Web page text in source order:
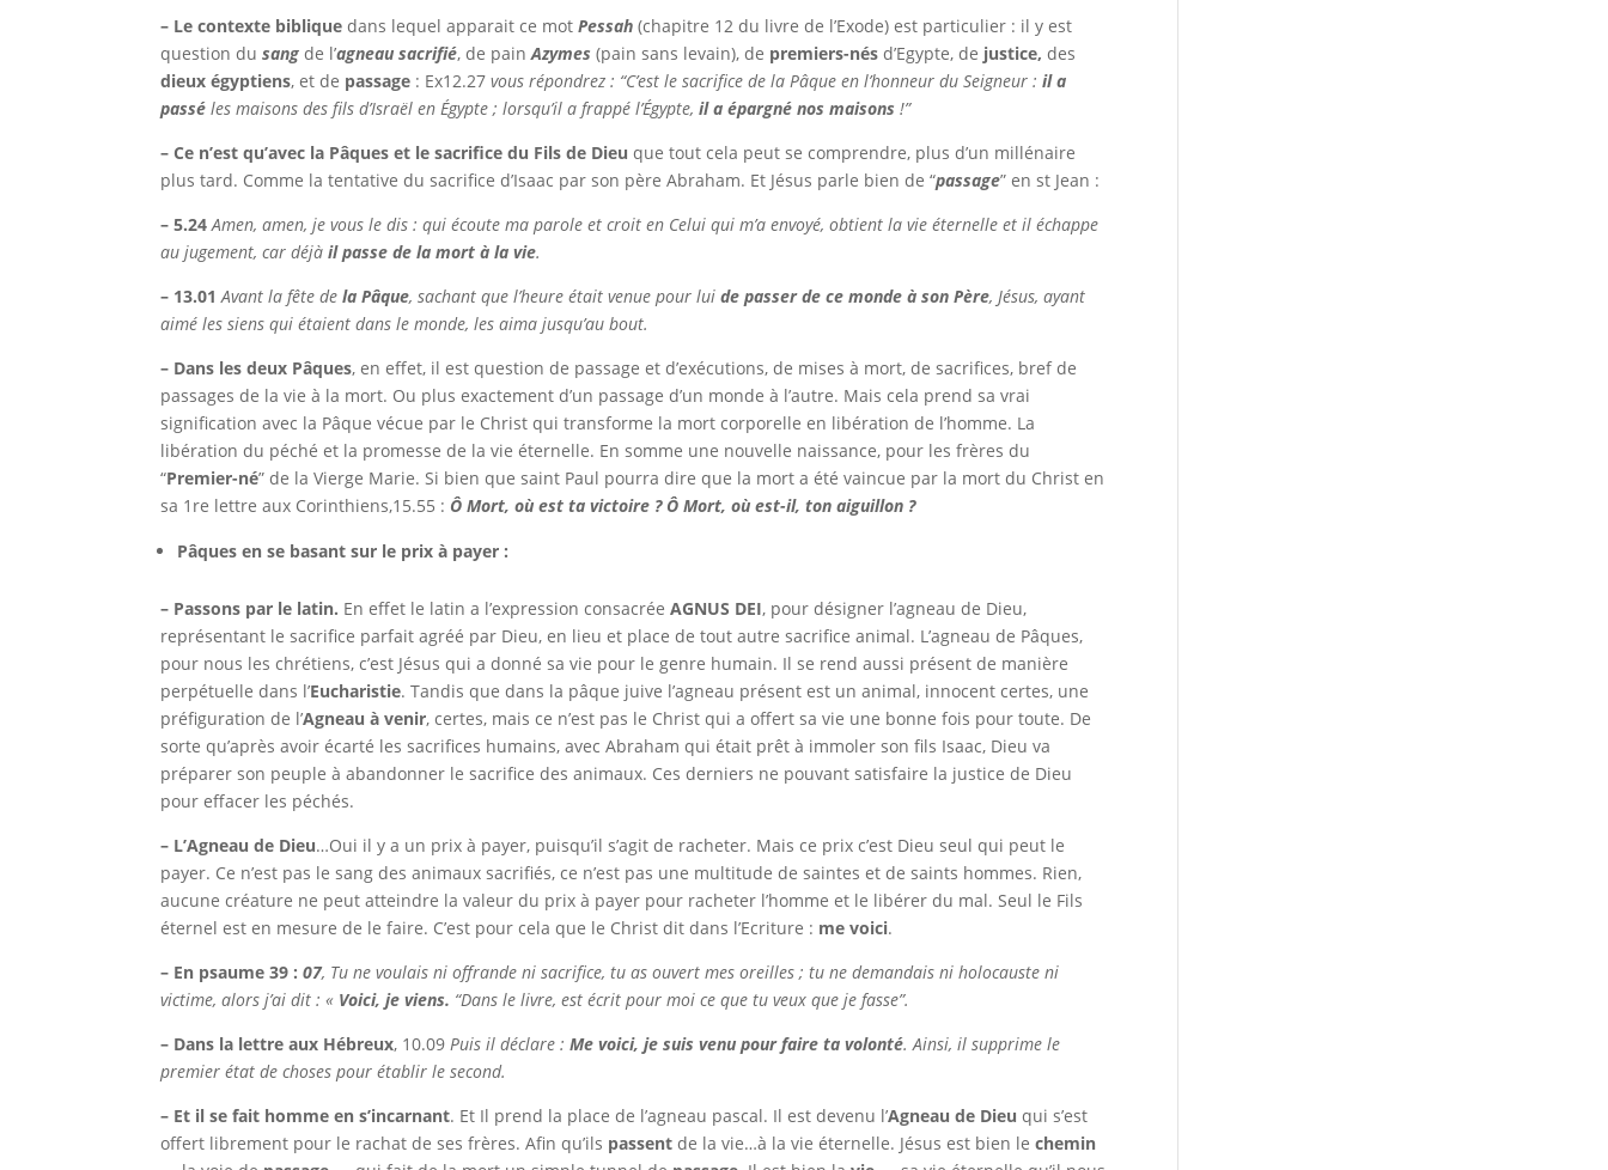
– Le contexte biblique dans lequel apparait ce motPessah(chapitre 12 du livre de l’Exode) est particulier : il y est
question dusang de l’agneau sacrifié, de painAzymes (pain sans levain), de premiers-nés d’Egypte, de justice,des
dieux égyptiens, et de passage : Ex12.27 vous répondrez : “C’est le sacrifice de la Pâque en l’honneur du Seigneur :il a
passé les maisons des fils d’Israël en Égypte ; lorsqu’il a frappé l’Égypte, il a épargné nos maisons !”
– Ce n’est qu’avec la Pâques et le sacrifice du Fils de Dieu que tout cela peut se comprendre, plus d’un millénaire
plus tard. Comme la tentative du sacrifice d’Isaac par son père Abraham. Et Jésus parle bien de “passage” en st Jean :
– 5.24 Amen, amen, je vous le dis : qui écoute ma parole et croit en Celui qui m’a envoyé, obtient la vie éternelle et il échappe
au jugement, car déjàil passe de la mort à la vie.
– 13.01 Avant la fête dela Pâque, sachant que l’heure était venue pour luide passer de ce monde à son Père, Jésus, ayant
aimé les siens qui étaient dans le monde, les aima jusqu’au bout.
– Dans les deux Pâques, en effet, il est question de passage et d’exécutions, de mises à mort, de sacrifices, bref de
passages de la vie à la mort. Ou plus exactement d’un passage d’un monde à l’autre. Mais cela prend sa vrai
signification avec la Pâque vécue par le Christ qui transforme la mort corporelle en libération de l’homme. La
libération du péché et la promesse de la vie éternelle. En somme une nouvelle naissance, pour les frères du
“Premier-né” de la Vierge Marie. Si bien que saint Paul pourra dire que la mort a été vaincue par la mort du Christ en
sa 1re lettre aux Corinthiens,15.55 : Ô Mort, où est ta victoire ? Ô Mort, où est-il, ton aiguillon ?
Pâques en se basant sur le prix à payer :
– Passons par le latin. En effet le latin a l’expression consacréeAGNUS DEI, pour désigner l’agneau de Dieu,
représentant le sacrifice parfait agréé par Dieu, en lieu et place de tout autre sacrifice animal. L’agneau de Pâques,
pour nous les chrétiens, c’est Jésus qui a donné sa vie pour le genre humain. Il se rend aussi présent de manière
perpétuelle dans l’Eucharistie. Tandis que dans la pâque juive l’agneau présent est un animal, innocent certes, une
préfiguration de l’Agneau à venir, certes, mais ce n’est pas le Christ qui a offert sa vie une bonne fois pour toute. De
sorte qu’après avoir écarté les sacrifices humains, avec Abraham qui était prêt à immoler son fils Isaac, Dieu va
préparer son peuple à abandonner le sacrifice des animaux. Ces derniers ne pouvant satisfaire la justice de Dieu
pour effacer les péchés.
– L’Agneau de Dieu…Oui il y a un prix à payer, puisqu’il s’agit de racheter. Mais ce prix c’est Dieu seul qui peut le
payer. Ce n’est pas le sang des animaux sacrifiés, ce n’est pas une multitude de saintes et de saints hommes. Rien,
aucune créature ne peut atteindre la valeur du prix à payer pour racheter l’homme et le libérer du mal. Seul le Fils
éternel est en mesure de le faire. C’est pour cela que le Christ dit dans l’Ecriture : me voici.
– En psaume 39 :07, Tu ne voulais ni offrande ni sacrifice, tu as ouvert mes oreilles ; tu ne demandais ni holocauste ni
victime,alors j’ai dit : « Voici, je viens. “Dans le livre, est écrit pour moice que tu veux que je fasse”.
– Dans la lettre aux Hébreux, 10.09 Puis il déclare :Me voici, je suis venu pour faire ta volonté. Ainsi, il supprime le
premier état de choses pour établir le second.
– Et il se fait homme en s’incarnant. Et Il prend la place de l’agneau pascal. Il est devenu l’Agneau de Dieu qui s’est
offert librement pour le rachat de ses frères. Afin qu’ils passent de la vie…à la vie éternelle. Jésus est bien lechemin